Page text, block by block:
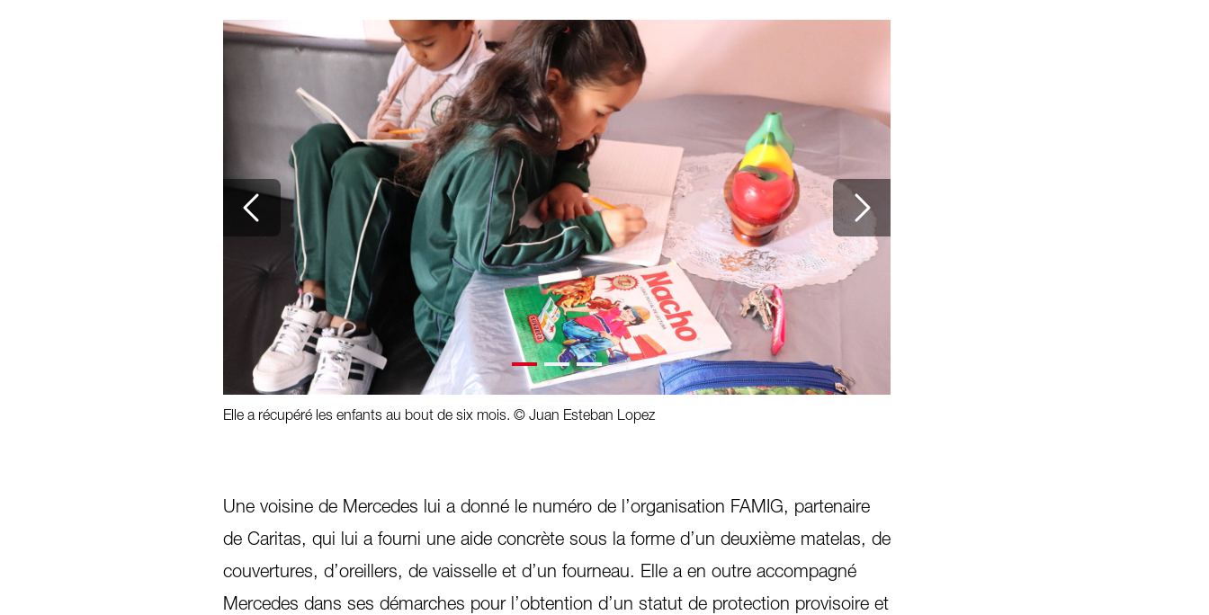
Elle a récupéré les enfants au bout de six mois. © Juan Esteban Lopez
Une voisine de Mercedes lui a donné le numéro de l’organisation FAMIG, partenaire
de Caritas, qui lui a fourni une aide concrète sous la forme d’un deuxième matelas, de
couvertures, d’oreillers, de vaisselle et d’un fourneau. Elle a en outre accompagné
Mercedes dans ses démarches pour l’obtention d’un statut de protection provisoire et